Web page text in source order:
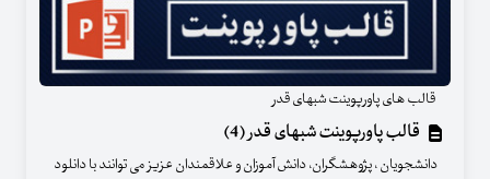
قالب های پاورپوینت شبهای قدر
قالب پاورپوینت شبهای قدر (4)
دانشجویان ، پژوهشگران، دانش آموزان و علاقمندان عزیز می توانند با دانلود